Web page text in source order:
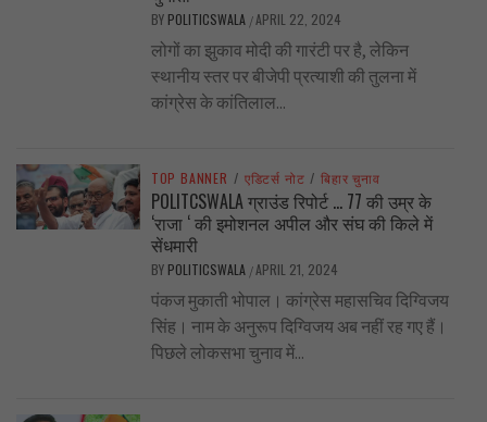
BY POLITICSWALA /APRIL 22, 2024
लोगों का झुकाव मोदी की गारंटी पर है, लेकिन
स्थानीय स्तर पर बीजेपी प्रत्याशी की तुलना में
कांग्रेस के कांतिलाल...
TOP BANNER / एडिटर्स नोट / बिहार चुनाव
POLITCSWALA ग्राउंड रिपोर्ट … 77 की उम्र के
‘राजा ‘ की इमोशनल अपील और संघ की किले में
सेंधमारी
BY POLITICSWALA /APRIL 21, 2024
पंकज मुकाती भोपाल। कांग्रेस महासचिव दिग्विजय
सिंह। नाम के अनुरूप दिग्विजय अब नहीं रह गए हैं।
पिछले लोकसभा चुनाव में...